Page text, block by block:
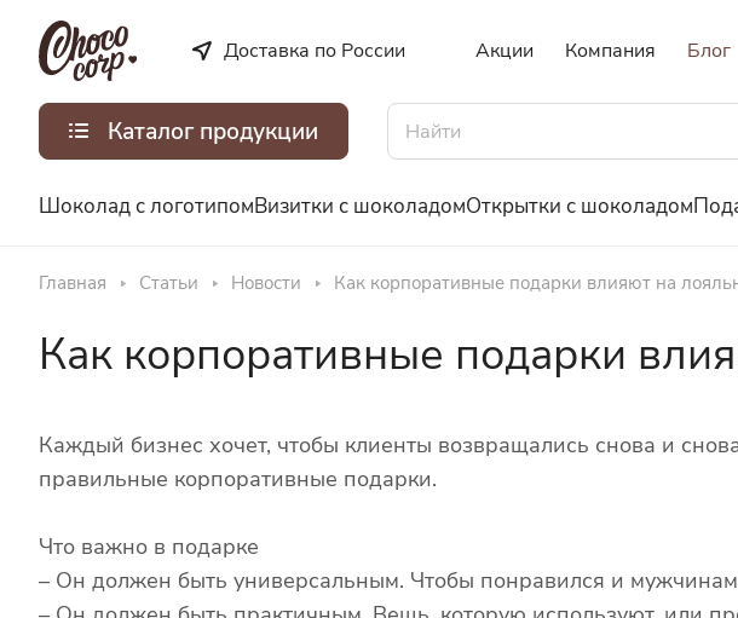
Доставка по России Акции Компания Блог
Каталог продукции
Шоколад с логотипомВизитки с шоколадомОткрытки с шоколадом
Главная Статьи Новости Как корпоративные подарки влияют на
Как корпоративные подарки
Каждый бизнес хочет, чтобы клиенты возвращались снова и
правильные корпоративные подарки.
Что важно в подарке
– Он должен быть универсальным. Чтобы понравился и